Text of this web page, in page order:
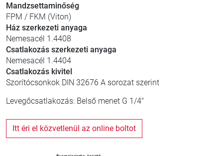
Mandzsettaminőség
FPM / FKM (Viton)
Ház szerkezeti anyaga
Nemesacél 1.4408
Csatlakozás szerkezeti anyaga
Nemesacél 1.4404
Csatlakozás kivitel
Szorítócsonkok DIN 32676 A sorozat szerint
Levegőcsatlakozás: Belső menet G 1/4"
Itt éri el közvetlenül az online boltot